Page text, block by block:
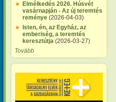
Elmélkedés 2026. Húsvét
vasárnapján - Az új teremtés
reménye (2026-04-03)
Isten, én, az Egyház, az
emberiség, a teremtés
keresztútja (2026-03-27)
Tovább